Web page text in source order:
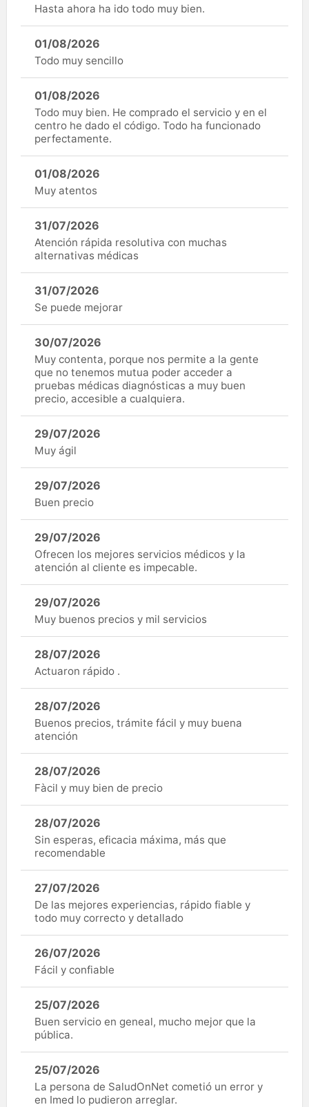
Hasta ahora ha ido todo muy bien.
01/08/2026
Todo muy sencillo
01/08/2026
Todo muy bien. He comprado el servicio y en el
centro he dado el código. Todo ha funcionado
perfectamente.
01/08/2026
Muy atentos
31/07/2026
Atención rápida resolutiva con muchas
alternativas médicas
31/07/2026
Se puede mejorar
30/07/2026
Muy contenta, porque nos permite a la gente
que no tenemos mutua poder acceder a
pruebas médicas diagnósticas a muy buen
precio, accesible a cualquiera.
29/07/2026
Muy ágil
29/07/2026
Buen precio
29/07/2026
Ofrecen los mejores servicios médicos y la
atención al cliente es impecable.
29/07/2026
Muy buenos precios y mil servicios
28/07/2026
Actuaron rápido .
28/07/2026
Buenos precios, trámite fácil y muy buena
atención
28/07/2026
Fàcil y muy bien de precio
28/07/2026
Sin esperas, eficacia máxima, más que
recomendable
27/07/2026
De las mejores experiencias, rápido fiable y
todo muy correcto y detallado
26/07/2026
Fácil y confiable
25/07/2026
Buen servicio en geneal, mucho mejor que la
pública.
25/07/2026
La persona de SaludOnNet cometió un error y
en Imed lo pudieron arreglar.